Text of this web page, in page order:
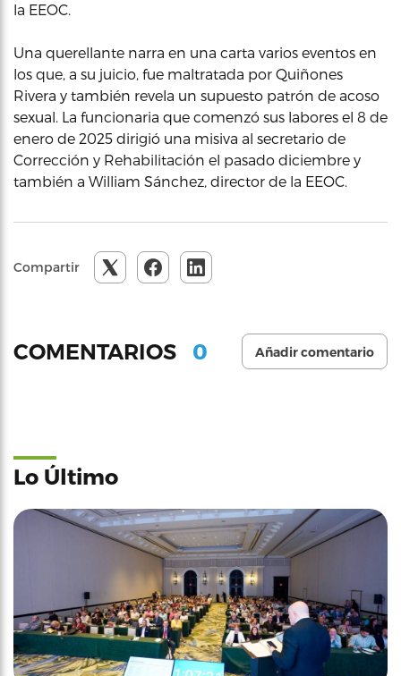
la EEOC.
Una querellante narra en una carta varios eventos en
los que, a su juicio, fue maltratada por Quiñones
Rivera y también revela un supuesto patrón de acoso
sexual. La funcionaria que comenzó sus labores el 8 de
enero de 2025 dirigió una misiva al secretario de
Corrección y Rehabilitación el pasado diciembre y
también a William Sánchez, director de la EEOC.
Compartir
COMENTARIOS 0 Añadir comentario
Lo Último